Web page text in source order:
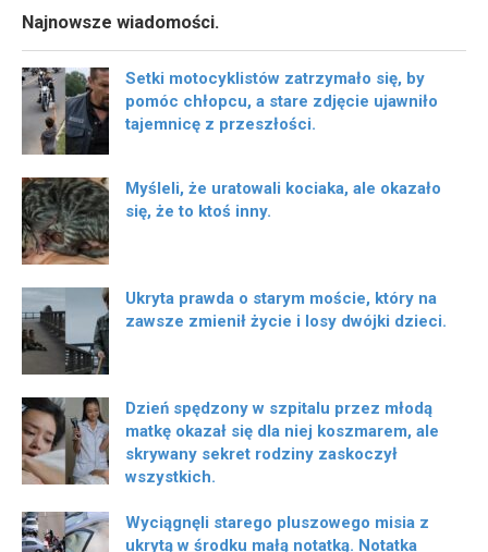
Najnowsze wiadomości.
Setki motocyklistów zatrzymało się, by
pomóc chłopcu, a stare zdjęcie ujawniło
tajemnicę z przeszłości.
Myśleli, że uratowali kociaka, ale okazało
się, że to ktoś inny.
Ukryta prawda o starym moście, który na
zawsze zmienił życie i losy dwójki dzieci.
Dzień spędzony w szpitalu przez młodą
matkę okazał się dla niej koszmarem, ale
skrywany sekret rodziny zaskoczył
wszystkich.
Wyciągnęli starego pluszowego misia z
ukrytą w środku małą notatką. Notatka